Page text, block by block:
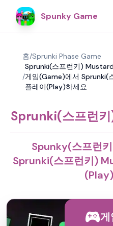
Spunky Game
홈/Sprunki Phase Game
/
Sprunki(스프런키)
게임(Game)에서 Sprunki(
플레이(Play)하세요
Sprunki(스프런
Spunky(스프런
Sprunki(스프런키)
게